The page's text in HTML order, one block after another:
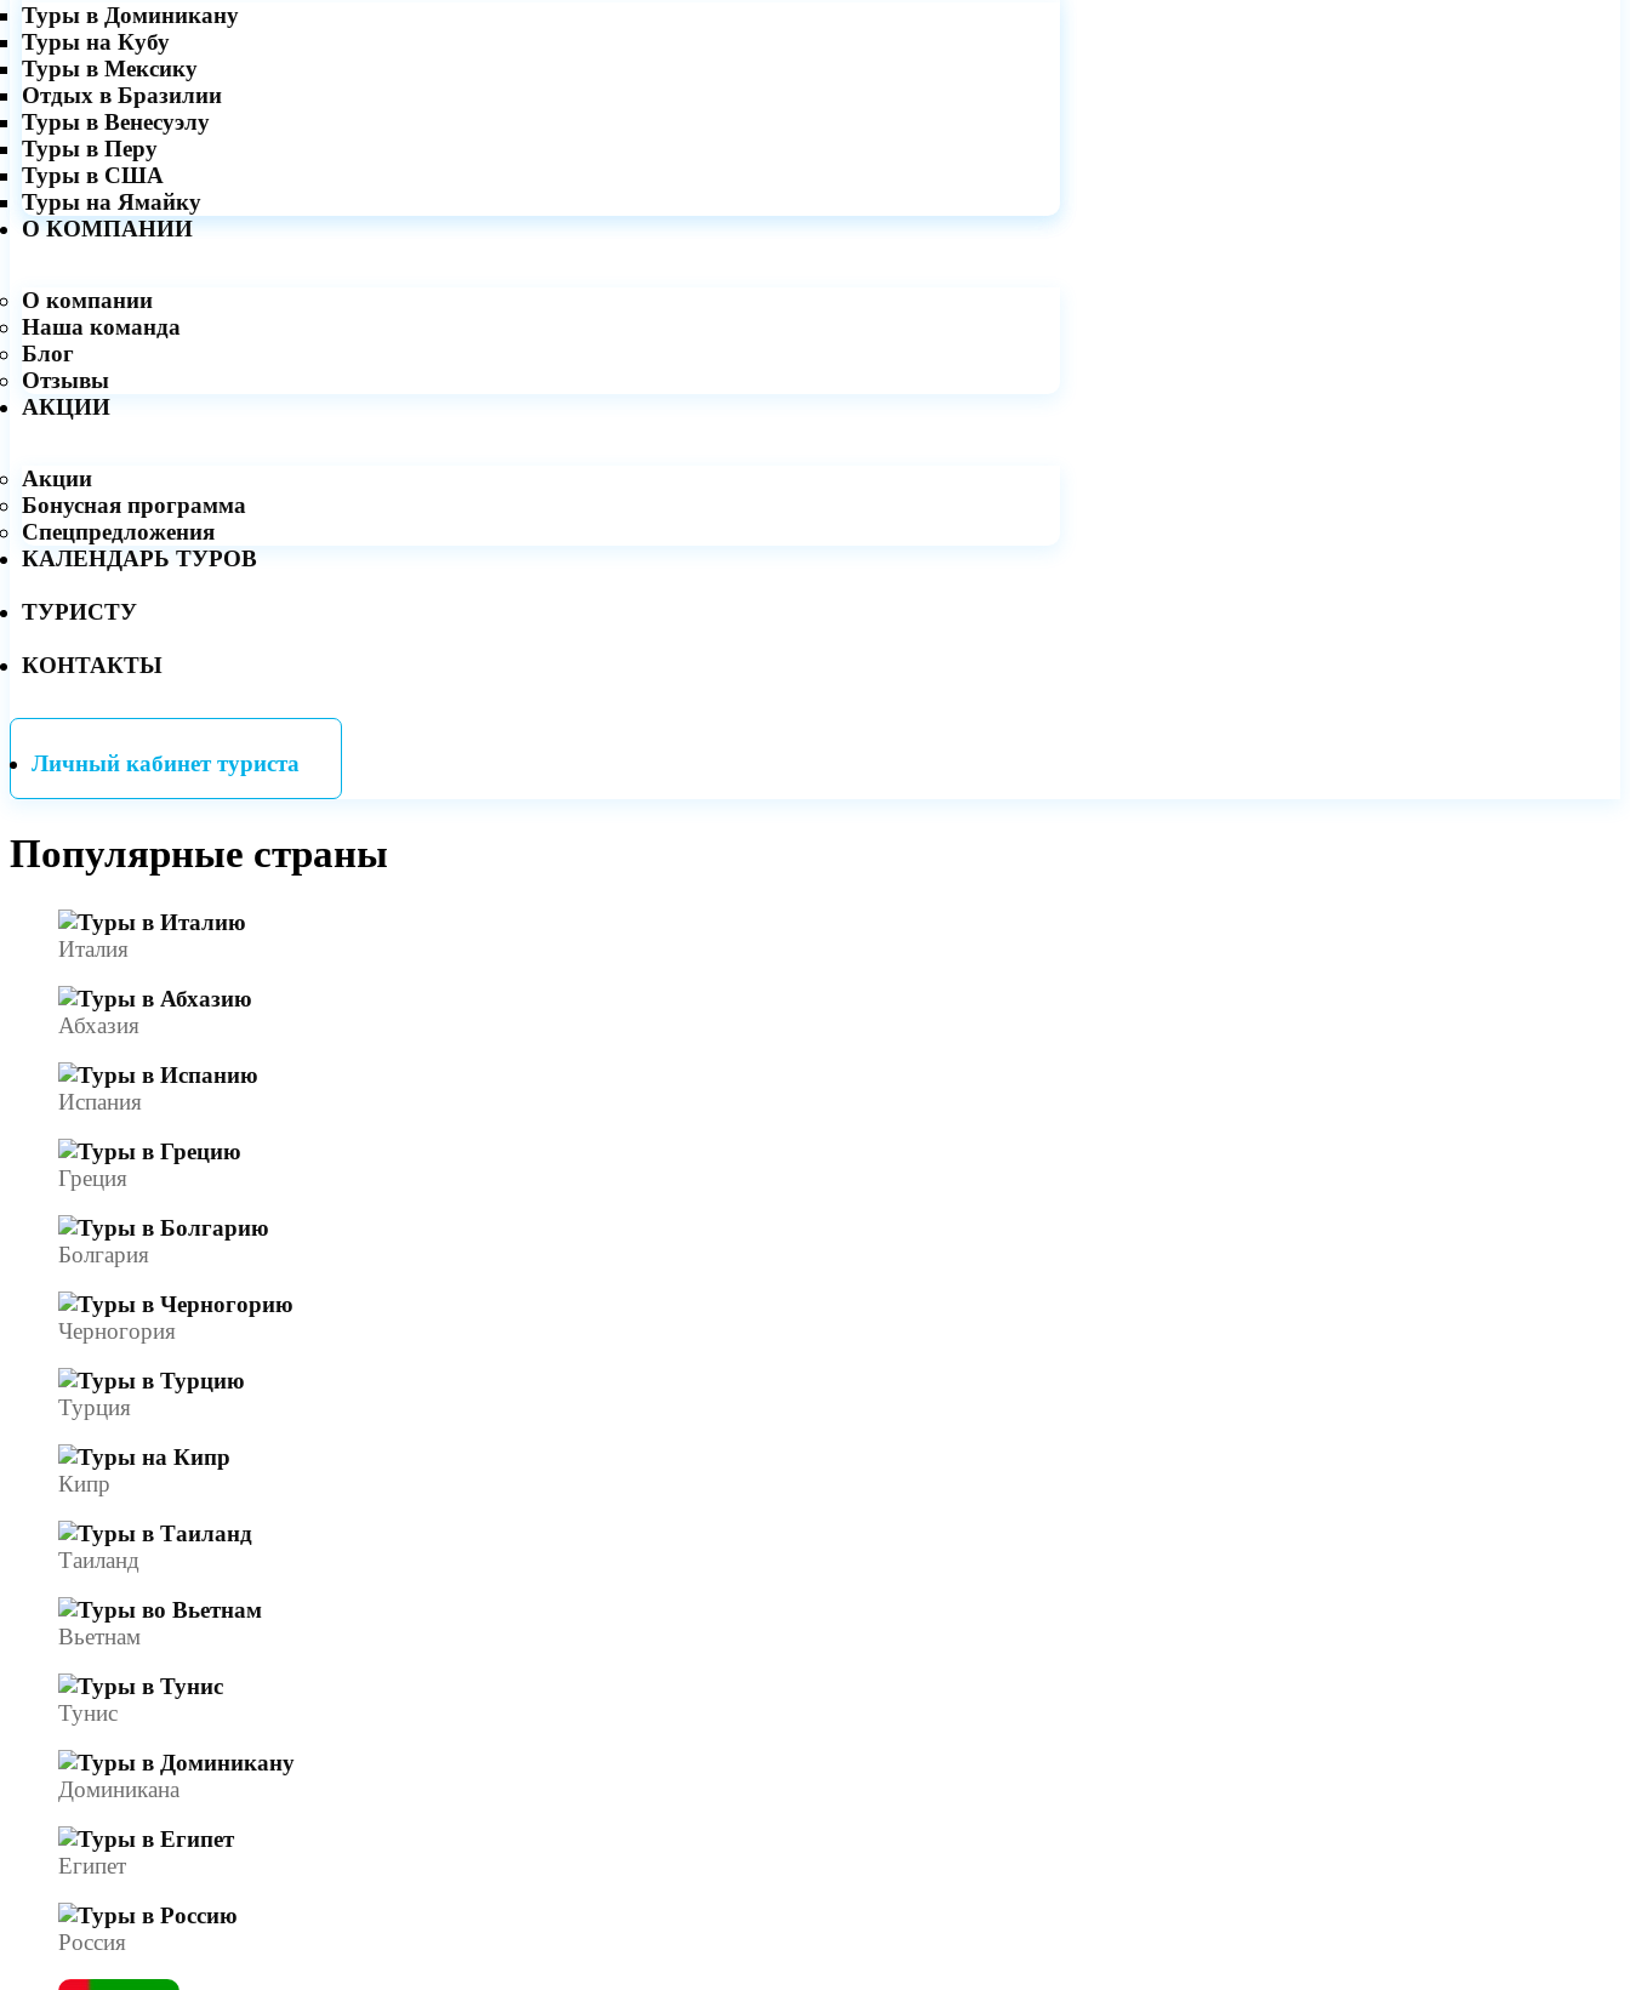
Туры в Доминикану
Туры на Кубу
Туры в Мексику
Отдых в Бразилии
Туры в Венесуэлу
Туры в Перу
Туры в США
Туры на Ямайку
О КОМПАНИИ
О компании
Наша команда
Блог
Отзывы
АКЦИИ
Акции
Бонусная программа
Спецпредложения
КАЛЕНДАРЬ ТУРОВ
ТУРИСТУ
КОНТАКТЫ
Личный кабинет туриста
Популярные страны
Италия
Абхазия
Испания
Греция
Болгария
Черногория
Турция
Кипр
Таиланд
Вьетнам
Тунис
Доминикана
Египет
Россия